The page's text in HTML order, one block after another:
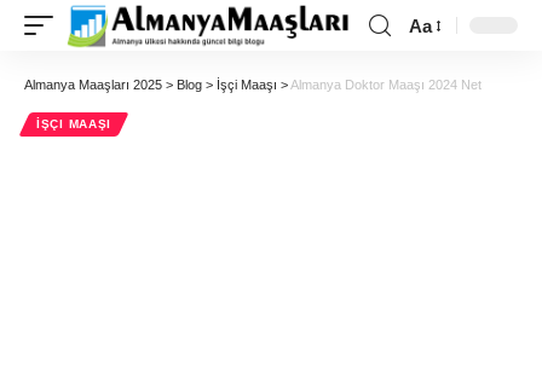
Aa
Almanya Maaşları 2025 > Blog > İşçi Maaşı >Almanya Doktor Maaşı 2024 Net
İŞÇI MAAŞI